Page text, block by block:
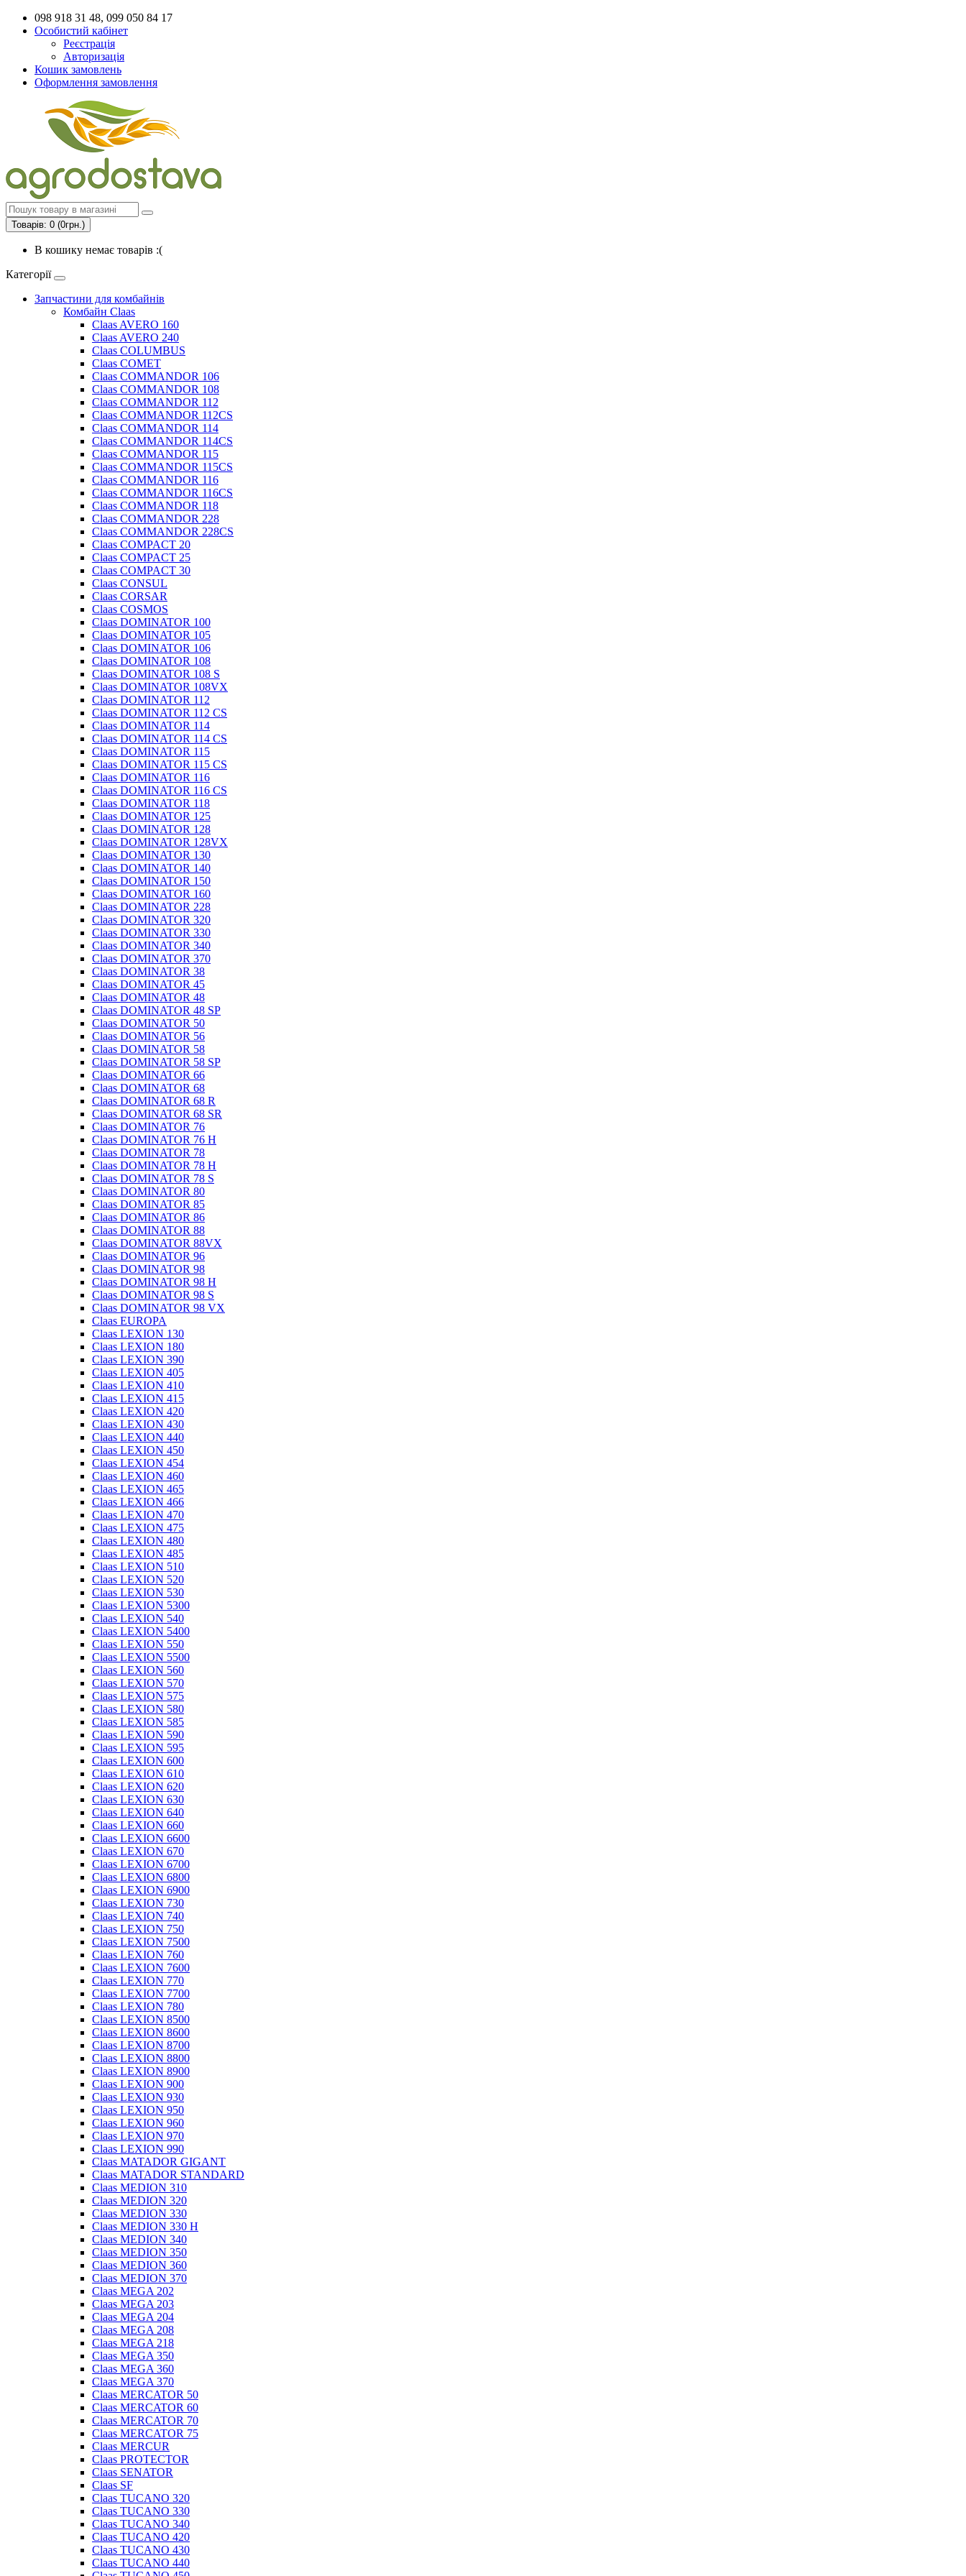
098 918 31 48, 099 050 84 17
Особистий кабінет
Реєстрація
Авторизація
Кошик замовлень
Оформлення замовлення
Товарів: 0 (0грн.)
В кошику немає товарів :(
Категорії
Запчастини для комбайнів
Комбайн Claas
Claas AVERO 160
Claas AVERO 240
Claas COLUMBUS
Claas COMET
Claas COMMANDOR 106
Claas COMMANDOR 108
Claas COMMANDOR 112
Claas COMMANDOR 112CS
Claas COMMANDOR 114
Claas COMMANDOR 114CS
Claas COMMANDOR 115
Claas COMMANDOR 115CS
Claas COMMANDOR 116
Claas COMMANDOR 116CS
Claas COMMANDOR 118
Claas COMMANDOR 228
Claas COMMANDOR 228CS
Claas COMPACT 20
Claas COMPACT 25
Claas COMPACT 30
Claas CONSUL
Claas CORSAR
Claas COSMOS
Claas DOMINATOR 100
Claas DOMINATOR 105
Claas DOMINATOR 106
Claas DOMINATOR 108
Claas DOMINATOR 108 S
Claas DOMINATOR 108VX
Claas DOMINATOR 112
Claas DOMINATOR 112 CS
Claas DOMINATOR 114
Claas DOMINATOR 114 CS
Claas DOMINATOR 115
Claas DOMINATOR 115 CS
Claas DOMINATOR 116
Claas DOMINATOR 116 CS
Claas DOMINATOR 118
Claas DOMINATOR 125
Claas DOMINATOR 128
Claas DOMINATOR 128VX
Claas DOMINATOR 130
Claas DOMINATOR 140
Claas DOMINATOR 150
Claas DOMINATOR 160
Claas DOMINATOR 228
Claas DOMINATOR 320
Claas DOMINATOR 330
Claas DOMINATOR 340
Claas DOMINATOR 370
Claas DOMINATOR 38
Claas DOMINATOR 45
Claas DOMINATOR 48
Claas DOMINATOR 48 SP
Claas DOMINATOR 50
Claas DOMINATOR 56
Claas DOMINATOR 58
Claas DOMINATOR 58 SP
Claas DOMINATOR 66
Claas DOMINATOR 68
Claas DOMINATOR 68 R
Claas DOMINATOR 68 SR
Claas DOMINATOR 76
Claas DOMINATOR 76 H
Claas DOMINATOR 78
Claas DOMINATOR 78 H
Claas DOMINATOR 78 S
Claas DOMINATOR 80
Claas DOMINATOR 85
Claas DOMINATOR 86
Claas DOMINATOR 88
Claas DOMINATOR 88VX
Claas DOMINATOR 96
Claas DOMINATOR 98
Claas DOMINATOR 98 H
Claas DOMINATOR 98 S
Claas DOMINATOR 98 VX
Claas EUROPA
Claas LEXION 130
Claas LEXION 180
Claas LEXION 390
Claas LEXION 405
Claas LEXION 410
Claas LEXION 415
Claas LEXION 420
Claas LEXION 430
Claas LEXION 440
Claas LEXION 450
Claas LEXION 454
Claas LEXION 460
Claas LEXION 465
Claas LEXION 466
Claas LEXION 470
Claas LEXION 475
Claas LEXION 480
Claas LEXION 485
Claas LEXION 510
Claas LEXION 520
Claas LEXION 530
Claas LEXION 5300
Claas LEXION 540
Claas LEXION 5400
Claas LEXION 550
Claas LEXION 5500
Claas LEXION 560
Claas LEXION 570
Claas LEXION 575
Claas LEXION 580
Claas LEXION 585
Claas LEXION 590
Claas LEXION 595
Claas LEXION 600
Claas LEXION 610
Claas LEXION 620
Claas LEXION 630
Claas LEXION 640
Claas LEXION 660
Claas LEXION 6600
Claas LEXION 670
Claas LEXION 6700
Claas LEXION 6800
Claas LEXION 6900
Claas LEXION 730
Claas LEXION 740
Claas LEXION 750
Claas LEXION 7500
Claas LEXION 760
Claas LEXION 7600
Claas LEXION 770
Claas LEXION 7700
Claas LEXION 780
Claas LEXION 8500
Claas LEXION 8600
Claas LEXION 8700
Claas LEXION 8800
Claas LEXION 8900
Claas LEXION 900
Claas LEXION 930
Claas LEXION 950
Claas LEXION 960
Claas LEXION 970
Claas LEXION 990
Claas MATADOR GIGANT
Claas MATADOR STANDARD
Claas MEDION 310
Claas MEDION 320
Claas MEDION 330
Claas MEDION 330 H
Claas MEDION 340
Claas MEDION 350
Claas MEDION 360
Claas MEDION 370
Claas MEGA 202
Claas MEGA 203
Claas MEGA 204
Claas MEGA 208
Claas MEGA 218
Claas MEGA 350
Claas MEGA 360
Claas MEGA 370
Claas MERCATOR 50
Claas MERCATOR 60
Claas MERCATOR 70
Claas MERCATOR 75
Claas MERCUR
Claas PROTECTOR
Claas SENATOR
Claas SF
Claas TUCANO 320
Claas TUCANO 330
Claas TUCANO 340
Claas TUCANO 420
Claas TUCANO 430
Claas TUCANO 440